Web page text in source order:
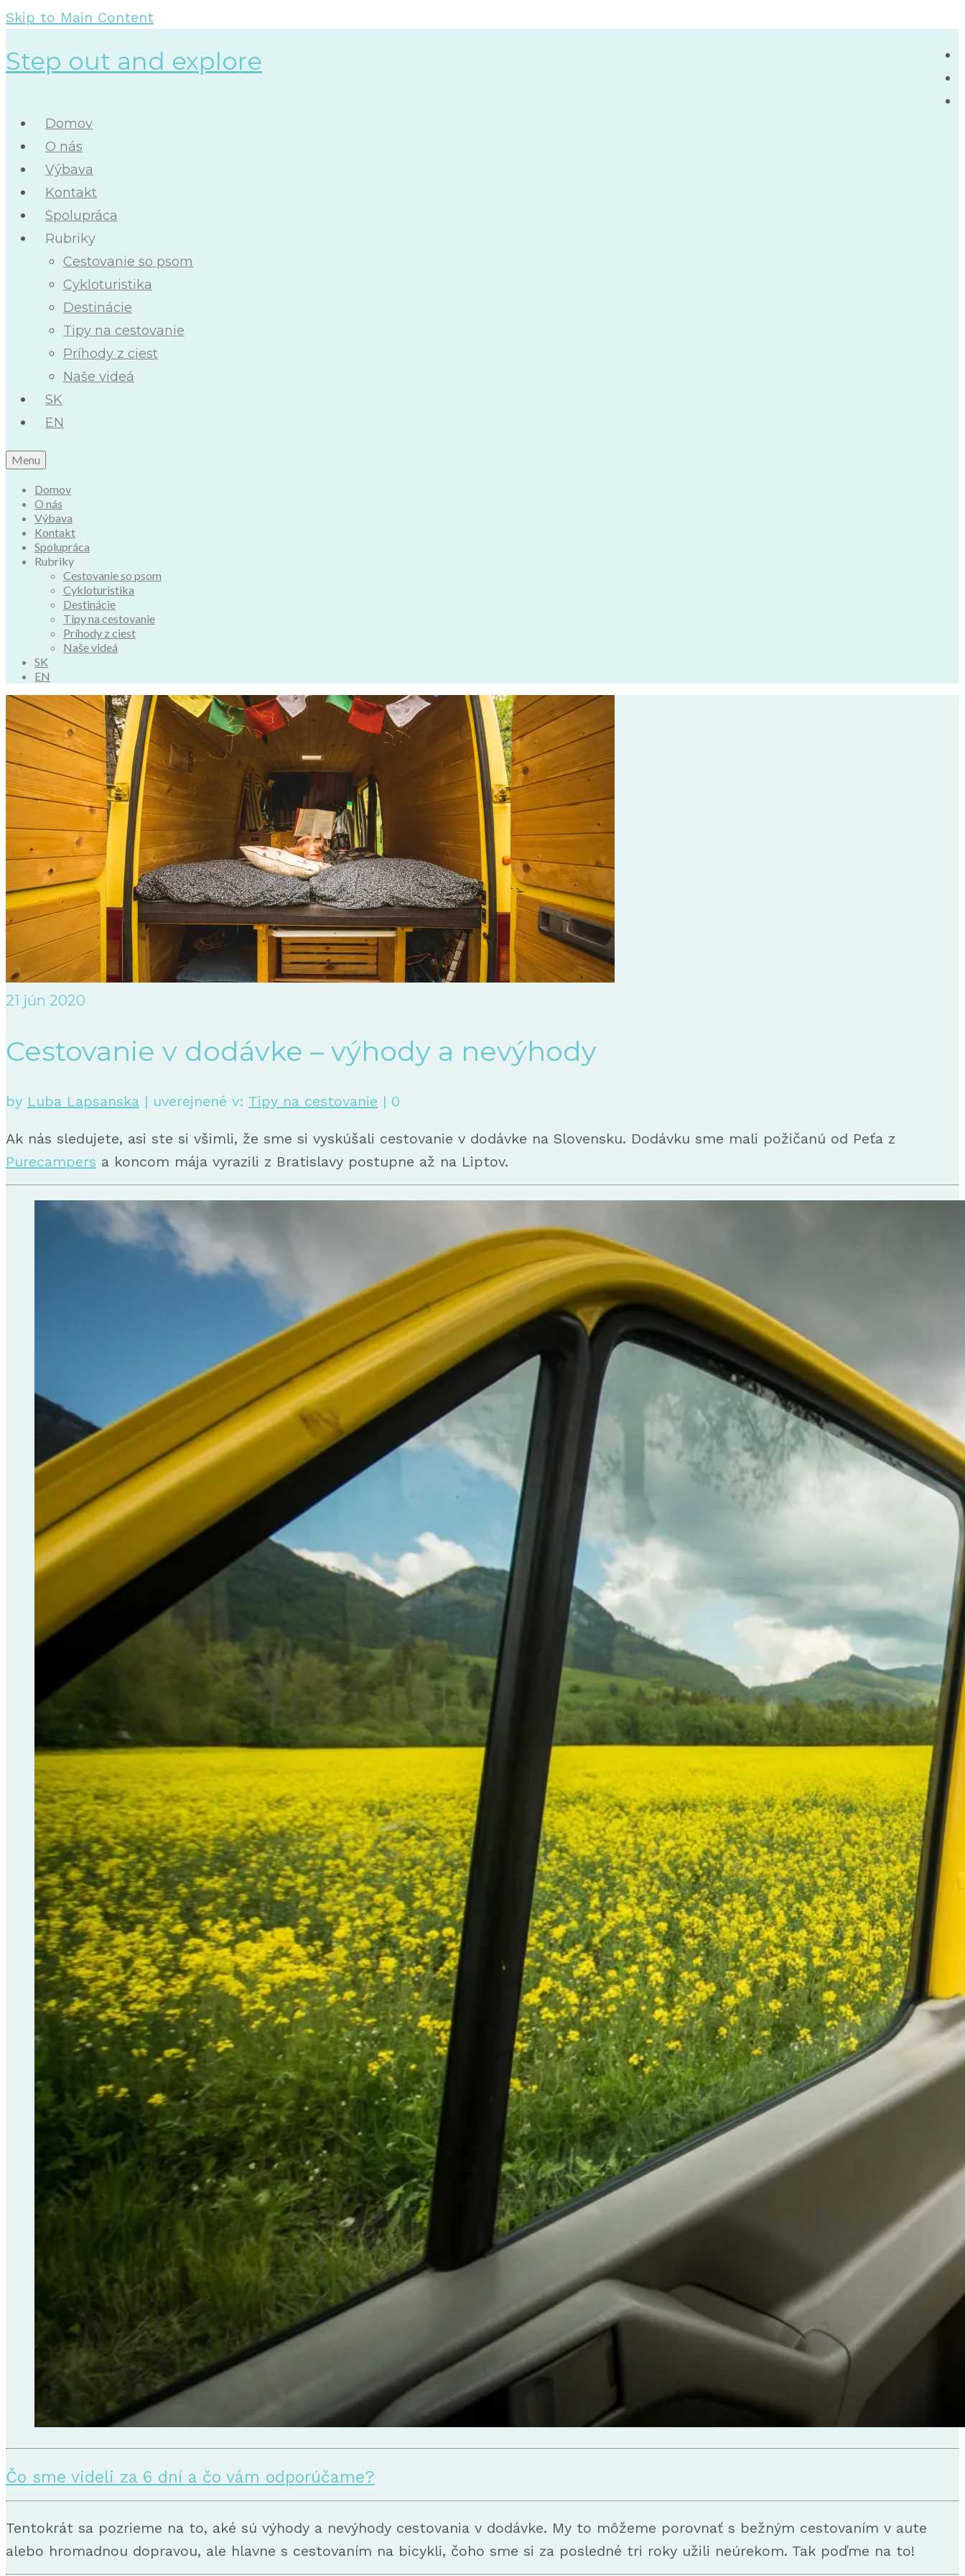
Skip to Main Content
Step out and explore
Domov
O nás
Výbava
Kontakt
Spolupráca
Rubriky
Cestovanie so psom
Cykloturistika
Destinácie
Tipy na cestovanie
Príhody z ciest
Naše videá
SK
EN
Menu
Domov
O nás
Výbava
Kontakt
Spolupráca
Rubriky
Cestovanie so psom
Cykloturistika
Destinácie
Tipy na cestovanie
Príhody z ciest
Naše videá
SK
EN
21 jún 2020
Cestovanie v dodávke – výhody a nevýhody
by Luba Lapsanska | uverejnené v: Tipy na cestovanie | 0
Ak nás sledujete, asi ste si všimli, že sme si vyskúšali cestovanie v dodávke na Slovensku. Dodávku sme mali požičanú od Peťa z
Purecampers a koncom mája vyrazili z Bratislavy postupne až na Liptov.
Čo sme videli za 6 dní a čo vám odporúčame?
Tentokrát sa pozrieme na to, aké sú výhody a nevýhody cestovania v dodávke. My to môžeme porovnať s bežným cestovaním v aute
alebo hromadnou dopravou, ale hlavne s cestovaním na bicykli, čoho sme si za posledné tri roky užili neúrekom. Tak poďme na to!